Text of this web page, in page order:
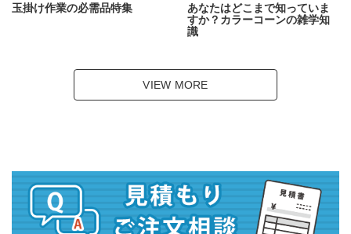
玉掛け作業の必需品特集
あなたはどこまで知っていま
すか？カラーコーンの雑学知
識
VIEW MORE